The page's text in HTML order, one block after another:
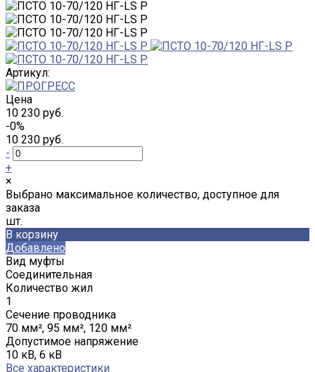
Артикул:
Цена
10 230 руб.
-0%
10 230 руб.
-
+
×
Выбрано максимальное количество, доступное для
заказа
шт.
В корзину
Добавлено
Вид муфты
Соединительная
Количество жил
1
Сечение проводника
70 мм², 95 мм², 120 мм²
Допустимое напряжение
10 кВ, 6 кВ
Все характеристики